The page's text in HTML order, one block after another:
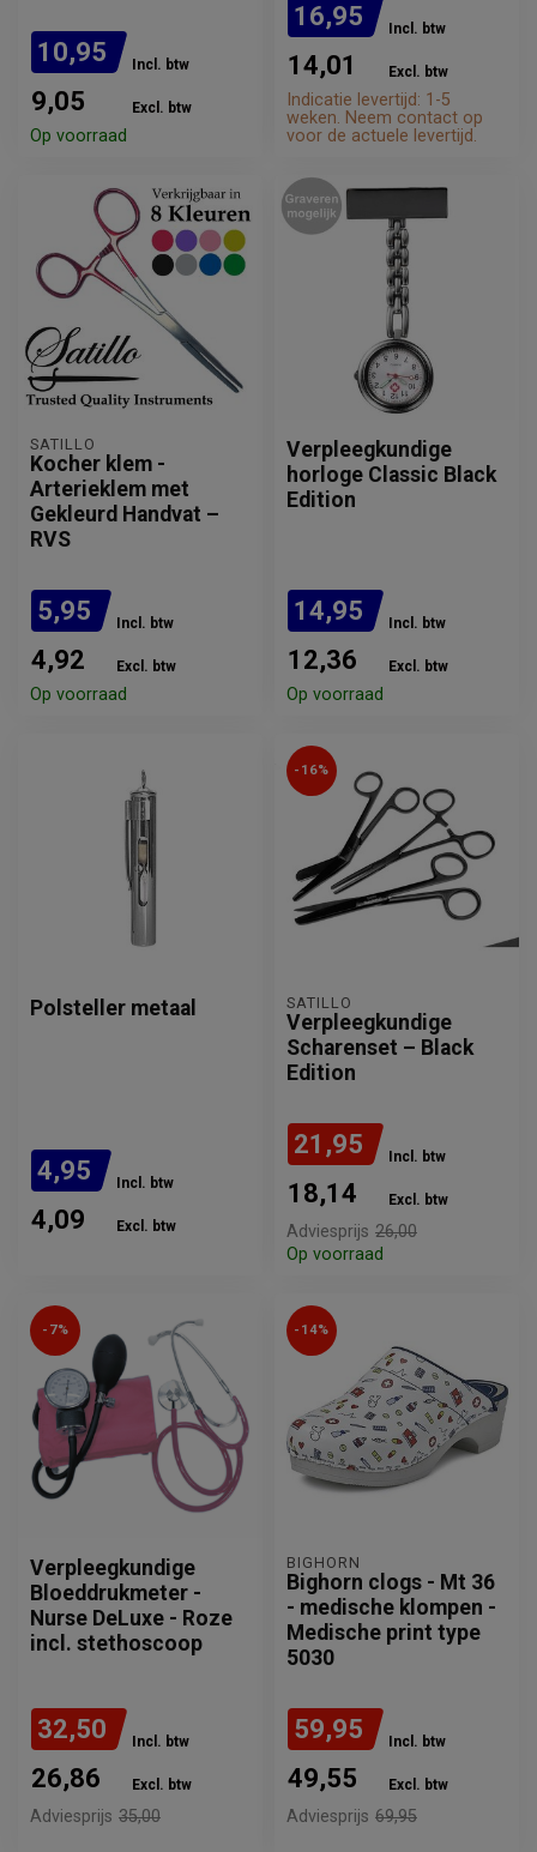
10,95 Incl. btw
9,05 Excl. btw
Op voorraad
16,95 Incl. btw
14,01 Excl. btw
Indicatie levertijd: 1-5
weken. Neem contact op
voor de actuele levertijd.
SATILLO
Kocher klem -
Arterieklem met
Gekleurd Handvat –
RVS
5,95 Incl. btw
4,92 Excl. btw
Op voorraad
Verpleegkundige
horloge Classic Black
Edition
14,95 Incl. btw
12,36 Excl. btw
Op voorraad
Polsteller metaal
4,95 Incl. btw
4,09 Excl. btw
-16%
SATILLO
Verpleegkundige
Scharenset – Black
Edition
21,95 Incl. btw
18,14 Excl. btw
Adviesprijs 26,00
Op voorraad
-7%
Verpleegkundige
Bloeddrukmeter -
Nurse DeLuxe - Roze
incl. stethoscoop
32,50 Incl. btw
26,86 Excl. btw
Adviesprijs 35,00
-14%
BIGHORN
Bighorn clogs - Mt 36
- medische klompen -
Medische print type
5030
59,95 Incl. btw
49,55 Excl. btw
Adviesprijs 69,95